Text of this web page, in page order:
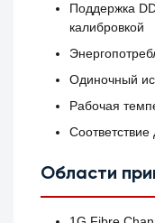
Поддержка
калибровкой
Одиночный
Рабочая
Соответствие
Области